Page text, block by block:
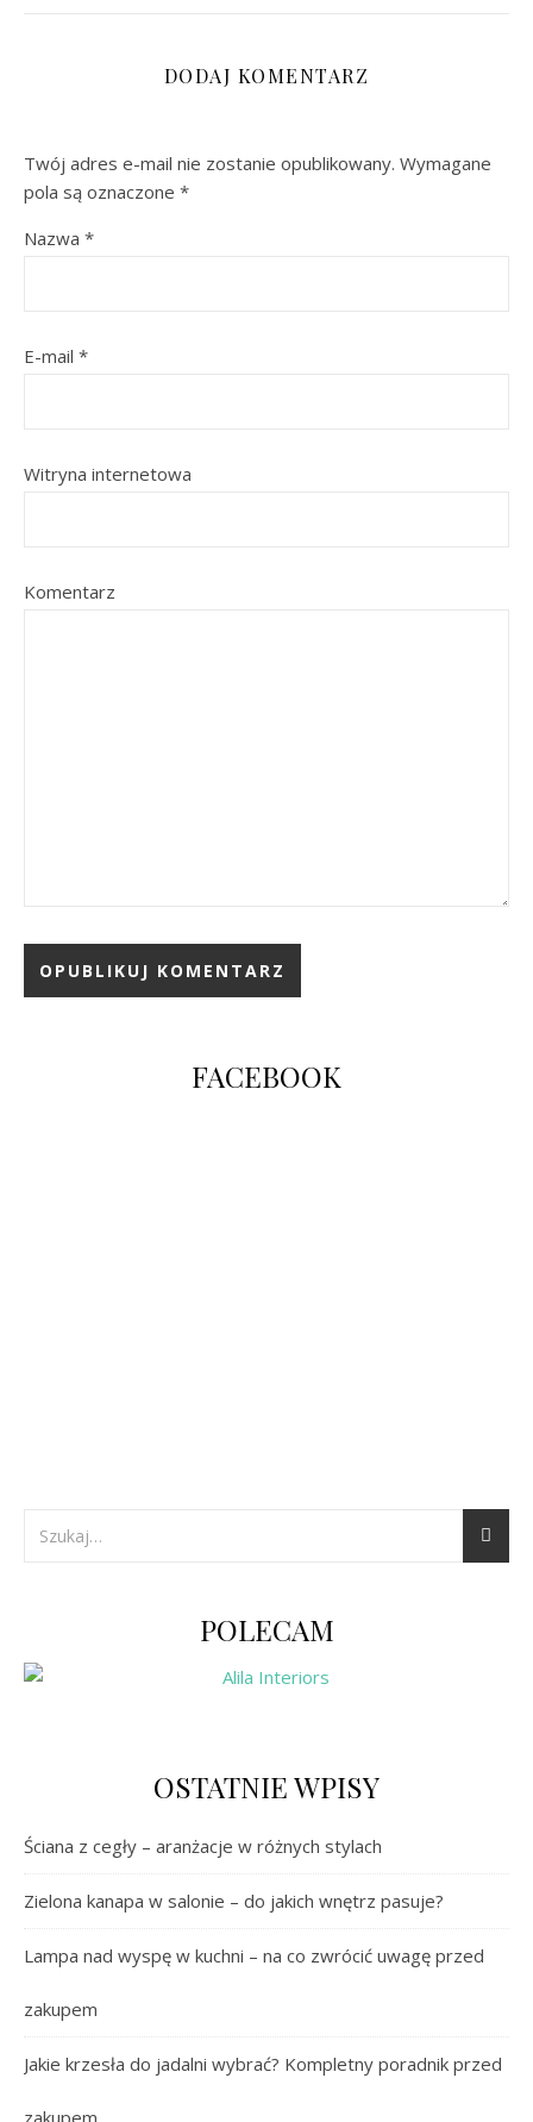
DODAJ KOMENTARZ
Twój adres e-mail nie zostanie opublikowany. Wymagane
pola są oznaczone *
Nazwa *
E-mail *
Witryna internetowa
Komentarz
FACEBOOK
POLECAM
OSTATNIE WPISY
Ściana z cegły – aranżacje w różnych stylach
Zielona kanapa w salonie – do jakich wnętrz pasuje?
Lampa nad wyspę w kuchni – na co zwrócić uwagę przed
zakupem
Jakie krzesła do jadalni wybrać? Kompletny poradnik przed